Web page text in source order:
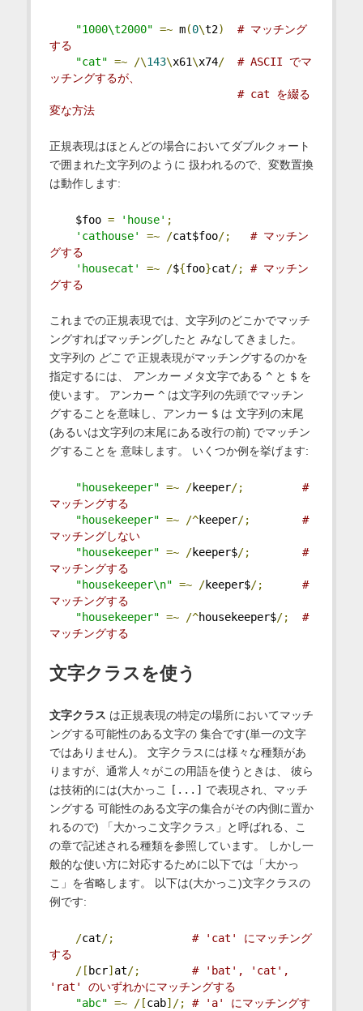
"1000\t2000" =~ m(0\t2)
# マッチング
する
"cat" =~ /\143\x61\x74/
# ASCII でマ
ッチングするが、
# cat を綴る
変な方法
正規表現はほとんどの場合においてダブルクォート
で囲まれた文字列のように 扱われるので、変数置換
は動作します:
$foo = 'house' ;
'cathouse'
=~ /cat$foo/;
# マッチン
グする
'housecat'
=~ /${foo}cat/;
# マッチン
グする
これまでの正規表現では、文字列のどこかでマッチ
ングすればマッチングしたと みなしてきました。
文字列の どこで正規表現がマッチングするのかを
指定するには、
アンカーメタ文字である ^と $を
使います。 アンカー ^は文字列の先頭でマッチン
グすることを意味し、アンカー $は 文字列の末尾
(あるいは文字列の末尾にある改行の前) でマッチン
グすることを 意味します。 いくつか例を挙げます:
"housekeeper" =~ /keeper/;
#
マッチングする
"housekeeper" =~ /^keeper/;
#
マッチングしない
"housekeeper" =~ /keeper$/;
#
マッチングする
"housekeeper\n" =~ /keeper$/;
#
マッチングする
"housekeeper" =~ /^housekeeper$/;
#
マッチングする
文字クラスを使う
文字クラス は正規表現の特定の場所においてマッチ
ングする可能性のある文字の 集合です(単一の文字
ではありません)。 文字クラスには様々な種類があ
りますが、通常人々がこの用語を使うときは、 彼ら
は技術的には(大かっこ
[...] で表現され、マッチ
ングする 可能性のある文字の集合がその内側に置か
れるので) 「大かっこ文字クラス」と呼ばれる、こ
の章で記述される種類を参照しています。 しかし一
般的な使い方に対応するために以下では「大かっ
こ」を省略します。 以下は(大かっこ)文字クラスの
例です:
/cat/;
# 'cat' にマッチング
する
/[ bcr] at/;
# 'bat', 'cat',
'rat' のいずれかにマッチングする
"abc" =~ /[cab]/;
# 'a' にマッチングす